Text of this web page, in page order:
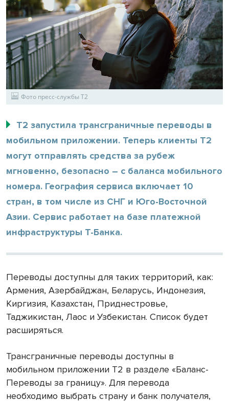
Фото пресс-службы Т2
Т2 запустила трансграничные переводы в
мобильном приложении. Теперь клиенты T2
могут отправлять средства за рубеж
мгновенно, безопасно – с баланса мобильного
номера. География сервиса включает 10
стран, в том числе из СНГ и Юго-Восточной
Азии. Сервис работает на базе платежной
инфраструктуры Т-Банка.
Переводы доступны для таких территорий, как:
Армения, Азербайджан, Беларусь, Индонезия,
Киргизия, Казахстан, Приднестровье,
Таджикистан, Лаос и Узбекистан. Список будет
расширяться.
Трансграничные переводы доступны в
мобильном приложении Т2 в разделе «Баланс-
Переводы за границу». Для перевода
необходимо выбрать страну и банк получателя,